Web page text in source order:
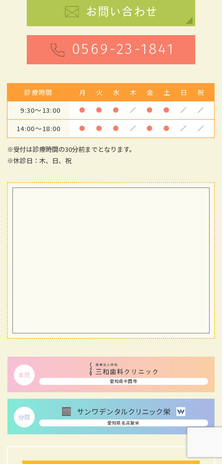
お問い合わせ
0569-23-1841
診療時間 月 火 水 木 金 土 日
祝
9:30～13:00
● ● ● ／ ● ● ／ ／
14:00～18:00 ● ● ● ／ ● ● ／ ／
※受付は診療時間の30分前までとなります。
※休診日：木、日、祝
本院
愛知県半田市
分院
愛知県名古屋栄